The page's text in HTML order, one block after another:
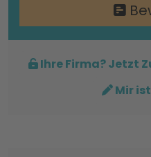
Ihre Firma? Jetzt
Mir